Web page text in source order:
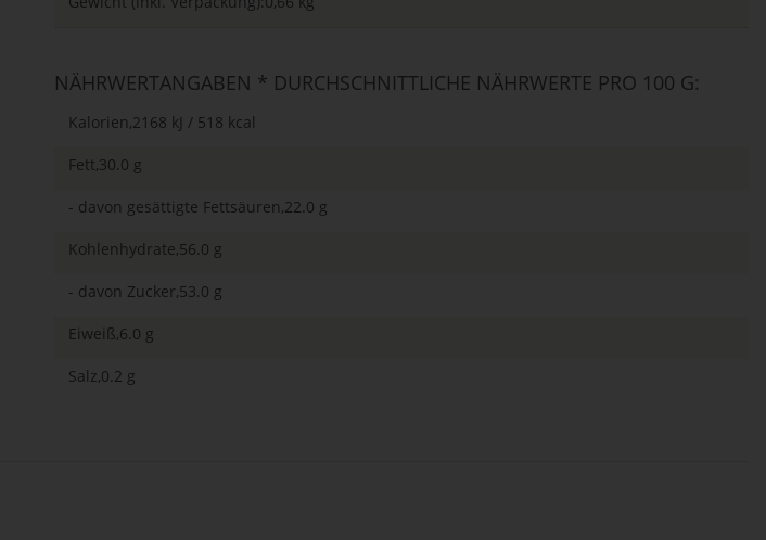
NÄHRWERTANGABEN * DURCHSCHNITTLICHE NÄHRWERTE PRO 100 G:
Kalorien,2168 kJ / 518 kcal
Fett,30.0 g
- davon gesättigte Fettsäuren,22.0 g
Kohlenhydrate,56.0 g
- davon Zucker,53.0 g
Eiweiß,6.0 g
Salz,0.2 g